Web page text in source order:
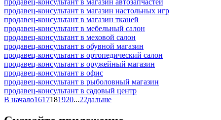
продавец-консультант в магазин настольных игр
продавец-консультант в магазин тканей
продавец-консультант в мебельный салон
продавец-консультант в меховой салон
продавец-консультант в обувной магазин
продавец-консультант в ортопедический салон
продавец-консультант в оружейный магазин
продавец-консультант в офис
продавец-консультант в рыболовный магазин
продавец-консультант в садовый центр
В начало1617181920...22дальше